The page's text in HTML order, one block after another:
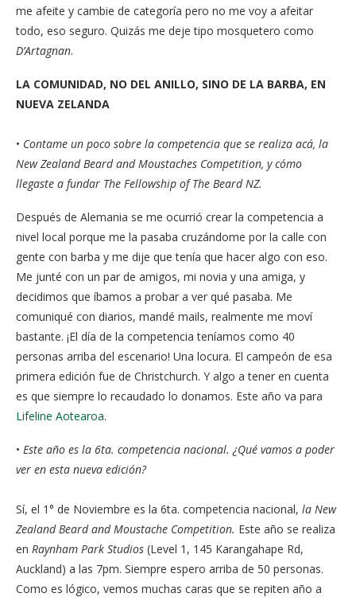
me afeite y cambie de categoría pero no me voy a afeitar
todo, eso seguro. Quizás me deje tipo mosquetero como
D’Artagnan.
LA COMUNIDAD, NO DEL ANILLO, SINO DE LA BARBA, EN
NUEVA ZELANDA
• Contame un poco sobre la competencia que se realiza acá, la
New Zealand Beard and Moustaches Competition, y cómo
llegaste a fundar The Fellowship of The Beard NZ.
Después de Alemania se me ocurrió crear la competencia a
nivel local porque me la pasaba cruzándome por la calle con
gente con barba y me dije que tenía que hacer algo con eso.
Me junté con un par de amigos, mi novia y una amiga, y
decidimos que íbamos a probar a ver qué pasaba. Me
comuniqué con diarios, mandé mails, realmente me moví
bastante. ¡El día de la competencia teníamos como 40
personas arriba del escenario! Una locura. El campeón de esa
primera edición fue de Christchurch. Y algo a tener en cuenta
es que siempre lo recaudado lo donamos. Este año va para
Lifeline Aotearoa.
• Este año es la 6ta. competencia nacional. ¿Qué vamos a poder
ver en esta nueva edición?
Sí, el 1° de Noviembre es la 6ta. competencia nacional, la New
Zealand Beard and Moustache Competition. Este año se realiza
en Raynham Park Studios (Level 1, 145 Karangahape Rd,
Auckland) a las 7pm. Siempre espero arriba de 50 personas.
Como es lógico, vemos muchas caras que se repiten año a